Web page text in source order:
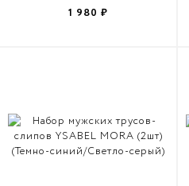
1 980 ₽